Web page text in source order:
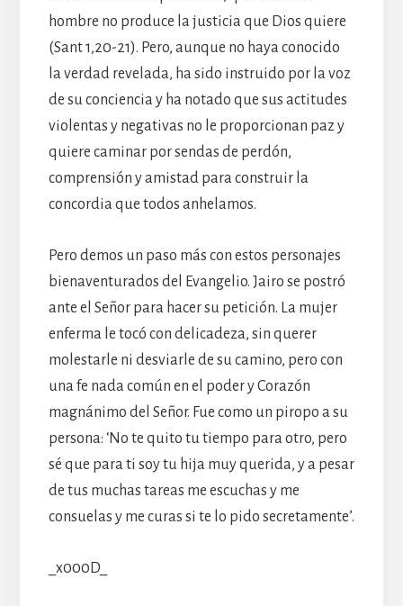
hombre no produce la justicia que Dios quiere
(Sant 1,20-21). Pero, aunque no haya conocido
la verdad revelada, ha sido instruido por la voz
de su conciencia y ha notado que sus actitudes
violentas y negativas no le proporcionan paz y
quiere caminar por sendas de perdón,
comprensión y amistad para construir la
concordia que todos anhelamos.
Pero demos un paso más con estos personajes
bienaventurados del Evangelio. Jairo se postró
ante el Señor para hacer su petición. La mujer
enferma le tocó con delicadeza, sin querer
molestarle ni desviarle de su camino, pero con
una fe nada común en el poder y Corazón
magnánimo del Señor. Fue como un piropo a su
persona: ‘No te quito tu tiempo para otro, pero
sé que para ti soy tu hija muy querida, y a pesar
de tus muchas tareas me escuchas y me
consuelas y me curas si te lo pido secretamente’.
_x000D_